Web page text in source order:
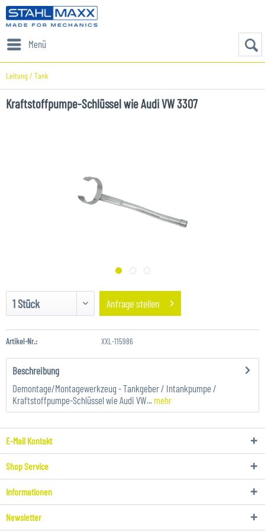
Menü
Leitung / Tank
Kraftstoffpumpe-Schlüssel wie Audi VW 3307
Anfrage stellen
Artikel-Nr.: XXL-115986
Beschreibung
Demontage/Montagewerkzeug - Tankgeber / Intankpumpe /
Kraftstoffpumpe-Schlüssel wie Audi VW... mehr
E-Mail Kontakt
Shop Service
Informationen
Newsletter